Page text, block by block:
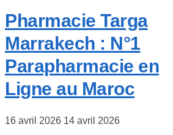
Pharmacie Targa
Marrakech : N°1
Parapharmacie en
Ligne au Maroc
16 avril 2026 14 avril 2026